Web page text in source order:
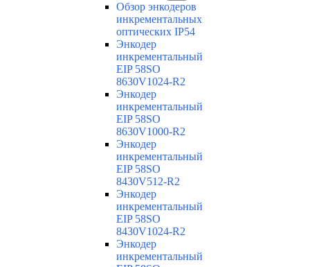
Обзор энкодеров
инкрементальных
оптических IP54
Энкодер
инкрементальный
EIP 58SO
8630V1024-R2
Энкодер
инкрементальный
EIP 58SO
8630V1000-R2
Энкодер
инкрементальный
EIP 58SO
8430V512-R2
Энкодер
инкрементальный
EIP 58SO
8430V1024-R2
Энкодер
инкрементальный